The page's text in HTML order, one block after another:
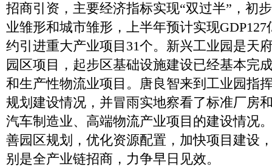
招商引资，主要经济指标实现“双过半”，初
业雏形和城市雏形，上半年预计实现GDP127
约引进重大产业项目31个。新兴工业园是天
园区项目，起步区基础设施建设已经基本完
和生产性物流业项目。唐良智来到工业园指
规划建设情况，并冒雨实地察看了标准厂房
汽车制造业、高端物流产业项目的建设情况
善园区规划，优化资源配置，加快项目建设
别是全产业链招商，力争早日见效。